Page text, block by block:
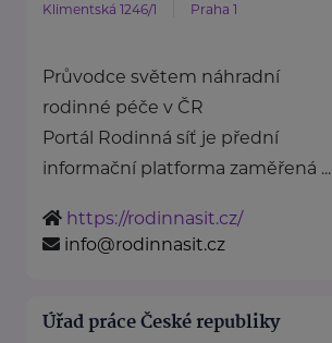
Klimentská 1246/1 Praha 1
Průvodce světem náhradní
rodinné péče v ČR
Portál Rodinná síť je přední
informační platforma zaměřená ...
https://rodinnasit.cz/
info@rodinnasit.cz
Úřad práce České republiky